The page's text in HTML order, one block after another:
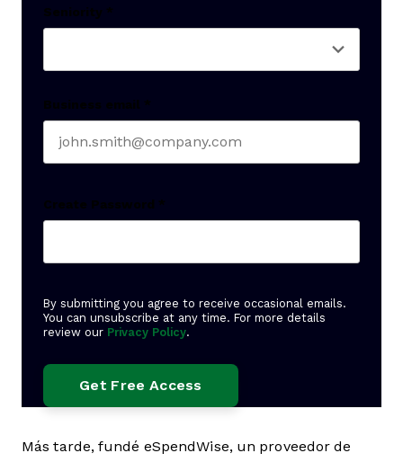
Seniority *
Business email *
Create Password *
By submitting you agree to receive occasional emails.
You can unsubscribe at any time. For more details
review our Privacy Policy.
Más tarde, fundé eSpendWise, un proveedor de